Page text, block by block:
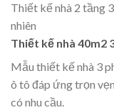
Thiết kế nhà 2 tầng
nhiên
Thiết kế nhà 40m2
Mẫu thiết kế nhà 3
ô tô đáp ứng trọn
có nhu cầu.